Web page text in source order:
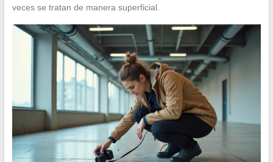
veces se tratan de manera superficial.